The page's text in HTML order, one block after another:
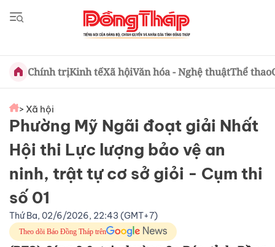
Chính trịKinh tếXã hộiVăn hóa - Nghệ thuậtThể thao
> Xã hội
Phường Mỹ Ngãi đoạt giải Nhất
Hội thi Lực lượng bảo vệ an
ninh, trật tự cơ sở giỏi - Cụm thi
số 01
Thứ Ba, 02/6/2026, 22:43 (GMT+7)
Theo dõi Báo Đồng Tháp trên